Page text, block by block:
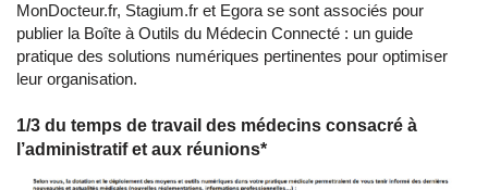
MonDocteur.fr, Stagium.fr et Egora se sont associés pour
publier la Boîte à Outils du Médecin Connecté : un guide
pratique des solutions numériques pertinentes pour optimiser
leur organisation.
1/3 du temps de travail des médecins consacré à
l’administratif et aux réunions*